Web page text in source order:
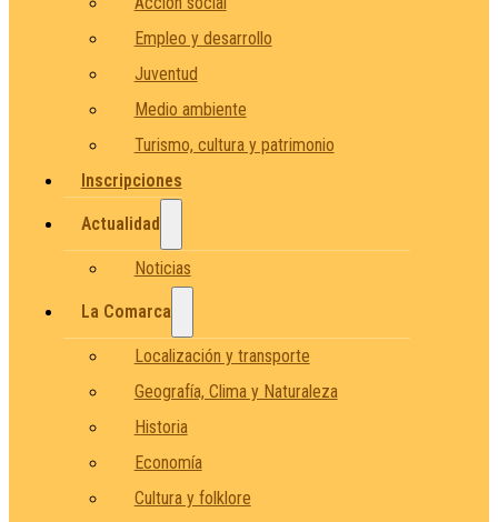
Empleo y desarrollo
Juventud
Medio ambiente
Turismo, cultura y patrimonio
Inscripciones
Actualidad
Noticias
La Comarca
Localización y transporte
Geografía, Clima y Naturaleza
Historia
Economía
Cultura y folklore